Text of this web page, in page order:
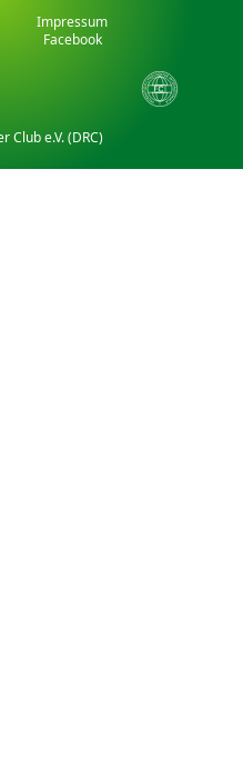
Club e.V. (DRC)
Impressum
Facebook